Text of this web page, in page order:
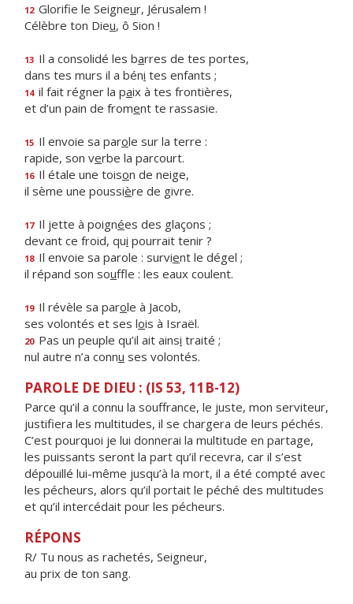
12 Glorifie le Seigneur, Jérusalem !
Célèbre ton Dieu, ô Sion !
13 Il a consolidé les barres de tes portes,
dans tes murs il a béni tes enfants ;
14 il fait régner la paix à tes frontières,
et d’un pain de froment te rassasie.
15 Il envoie sa parole sur la terre :
rapide, son verbe la parcourt.
16 Il étale une toison de neige,
il sème une poussière de givre.
17 Il jette à poignées des glaçons ;
devant ce froid, qui pourrait tenir ?
18 Il envoie sa parole : survient le dégel ;
il répand son souffle : les eaux coulent.
19 Il révèle sa parole à Jacob,
ses volontés et ses lois à Israël.
20 Pas un peuple qu’il ait ainsi traité ;
nul autre n’a connu ses volontés.
PAROLE DE DIEU : (IS 53, 11B-12)
Parce qu’il a connu la souffrance, le juste, mon serviteur,
justifiera les multitudes, il se chargera de leurs péchés.
C’est pourquoi je lui donnerai la multitude en partage,
les puissants seront la part qu’il recevra, car il s’est
dépouillé lui-même jusqu’à la mort, il a été compté avec
les pécheurs, alors qu’il portait le péché des multitudes
et qu’il intercédait pour les pécheurs.
RÉPONS
R/ Tu nous as rachetés, Seigneur,
au prix de ton sang.